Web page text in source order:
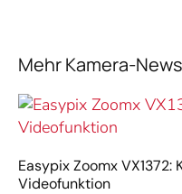
Mehr Kamera-News
Easypix Zoomx
Videofunktion